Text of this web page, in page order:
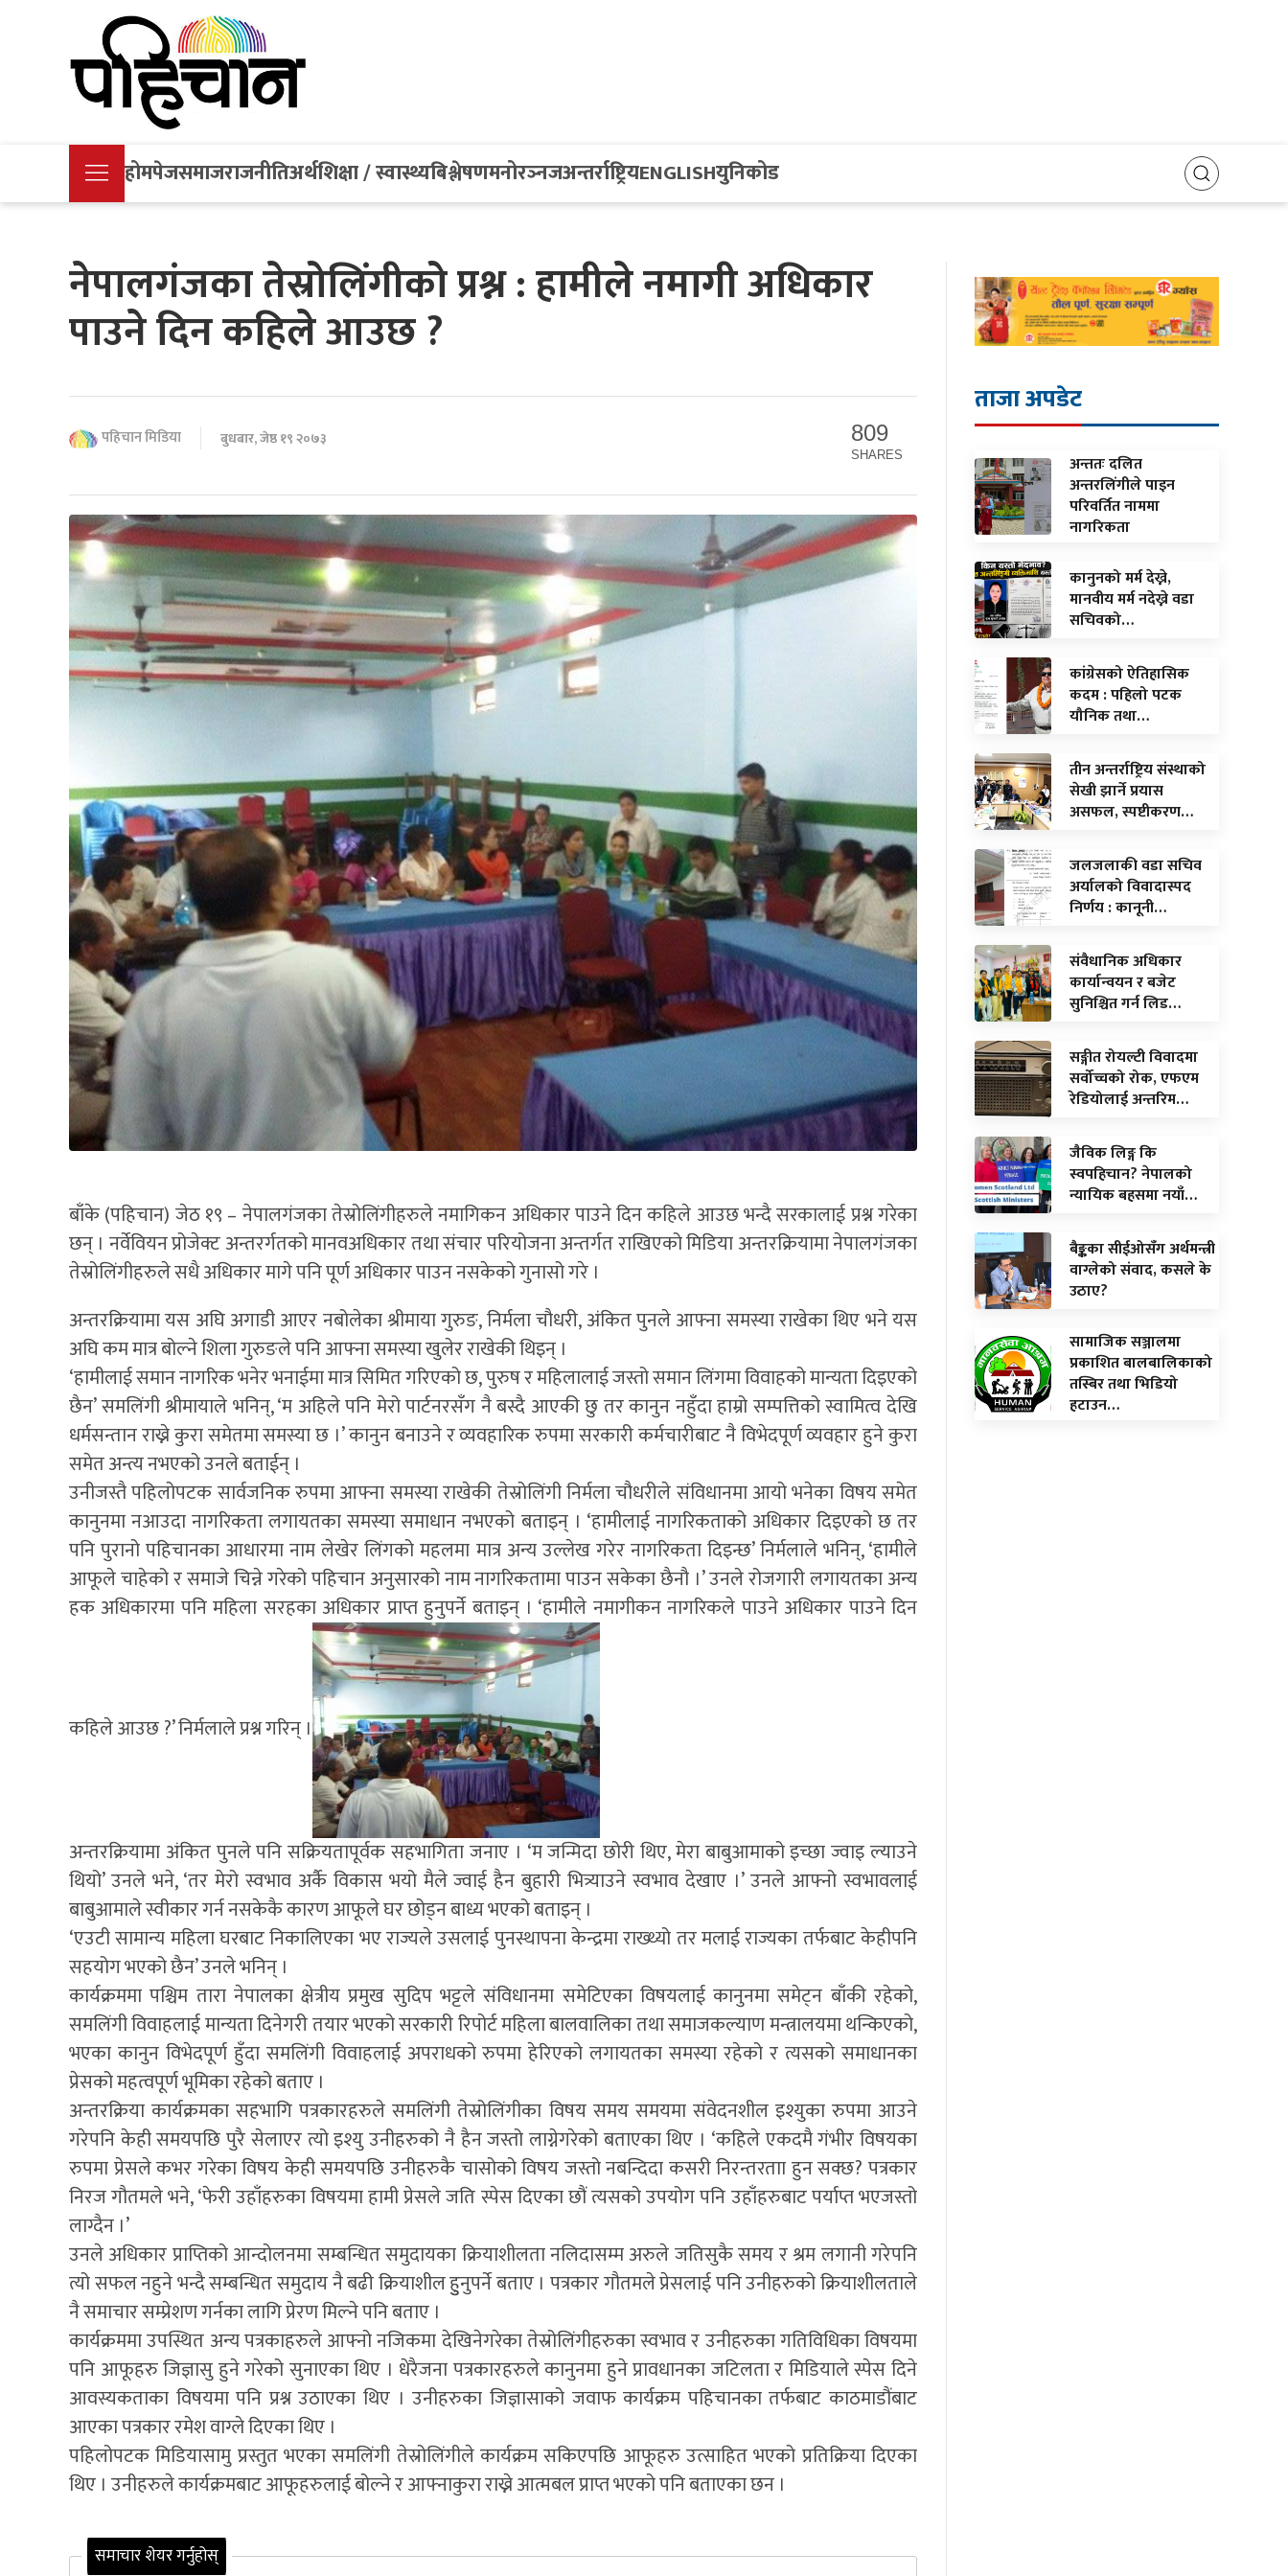
होमपेजसमाजराजनीतिअर्थशिक्षा / स्वास्थ्यबिश्लेषणमनोरञ्नजअन्तर्राष्ट्रियENGLISHयुनिकोड
नेपालगंजका तेस्रोलिंगीको प्रश्न : हामीले नमागी अधिकार
पाउने दिन कहिले आउछ ?
पहिचान मिडिया बुधबार, जेष्ठ १९ २०७३ 809
SHARES
बाँके (पहिचान) जेठ १९ – नेपालगंजका तेस्रोलिंगीहरुले नमागिकन अधिकार पाउने दिन कहिले आउछ भन्दै सरकालाई प्रश्न गरेका
छन् । नर्वेवियन प्रोजेक्ट अन्तरर्गतको मानवअधिकार तथा संचार परियोजना अन्तर्गत राखिएको मिडिया अन्तरक्रियामा नेपालगंजका
तेस्रोलिंगीहरुले सधै अधिकार मागे पनि पूर्ण अधिकार पाउन नसकेको गुनासो गरे ।
अन्तरक्रियामा यस अघि अगाडी आएर नबोलेका श्रीमाया गुरुङ, निर्मला चौधरी, अंकित पुनले आफ्ना समस्या राखेका थिए भने यस
अघि कम मात्र बोल्ने शिला गुरुङले पनि आफ्ना समस्या खुलेर राखेकी थिइन् ।
‘हामीलाई समान नागरिक भनेर भनाईमा मात्र सिमित गरिएको छ, पुरुष र महिलालाई जस्तो समान लिंगमा विवाहको मान्यता दिइएको
छैन’ समलिंगी श्रीमायाले भनिन्, ‘म अहिले पनि मेरो पार्टनरसँग नै बस्दै आएकी छु तर कानुन नहुँदा हाम्रो सम्पत्तिको स्वामित्व देखि
धर्मसन्तान राख्ने कुरा समेतमा समस्या छ ।’ कानुन बनाउने र व्यवहारिक रुपमा सरकारी कर्मचारीबाट नै विभेदपूर्ण व्यवहार हुने कुरा
समेत अन्त्य नभएको उनले बताईन् ।
उनीजस्तै पहिलोपटक सार्वजनिक रुपमा आफ्ना समस्या राखेकी तेस्रोलिंगी निर्मला चौधरीले संविधानमा आयो भनेका विषय समेत
कानुनमा नआउदा नागरिकता लगायतका समस्या समाधान नभएको बताइन् । ‘हामीलाई नागरिकताको अधिकार दिइएको छ तर
पनि पुरानो पहिचानका आधारमा नाम लेखेर लिंगको महलमा मात्र अन्य उल्लेख गरेर नागरिकता दिइन्छ’ निर्मलाले भनिन्, ‘हामीले
आफूले चाहेको र समाजे चिन्ने गरेको पहिचान अनुसारको नाम नागरिकतामा पाउन सकेका छैनौ ।’ उनले रोजगारी लगायतका अन्य
हक अधिकारमा पनि महिला सरहका अधिकार प्राप्त हुनुपर्ने बताइन् । ‘हामीले नमागीकन नागरिकले पाउने अधिकार पाउने दिन
कहिले आउछ ?’ निर्मलाले प्रश्न गरिन् ।
अन्तरक्रियामा अंकित पुनले पनि सक्रियतापूर्वक सहभागिता जनाए । ‘म जन्मिदा छोरी थिए, मेरा बाबुआमाको इच्छा ज्वाइ ल्याउने
थियो’ उनले भने, ‘तर मेरो स्वभाव अर्कै विकास भयो मैले ज्वाई हैन बुहारी भित्र्याउने स्वभाव देखाए ।’ उनले आफ्नो स्वभावलाई
बाबुआमाले स्वीकार गर्न नसकेकै कारण आफूले घर छोड्न बाध्य भएको बताइन् ।
‘एउटी सामान्य महिला घरबाट निकालिएका भए राज्यले उसलाई पुनस्थापना केन्द्रमा राख्थ्यो तर मलाई राज्यका तर्फबाट केहीपनि
सहयोग भएको छैन’ उनले भनिन् ।
कार्यक्रममा पश्चिम तारा नेपालका क्षेत्रीय प्रमुख सुदिप भट्टले संविधानमा समेटिएका विषयलाई कानुनमा समेट्न बाँकी रहेको,
समलिंगी विवाहलाई मान्यता दिनेगरी तयार भएको सरकारी रिपोर्ट महिला बालवालिका तथा समाजकल्याण मन्त्रालयमा थन्किएको,
भएका कानुन विभेदपूर्ण हुँदा समलिंगी विवाहलाई अपराधको रुपमा हेरिएको लगायतका समस्या रहेको र त्यसको समाधानका
प्रेसको महत्वपूर्ण भूमिका रहेको बताए ।
अन्तरक्रिया कार्यक्रमका सहभागि पत्रकारहरुले समलिंगी तेस्रोलिंगीका विषय समय समयमा संवेदनशील इश्युका रुपमा आउने
गरेपनि केही समयपछि पुरै सेलाएर त्यो इश्यु उनीहरुको नै हैन जस्तो लाग्नेगरेको बताएका थिए । ‘कहिले एकदमै गंभीर विषयका
रुपमा प्रेसले कभर गरेका विषय केही समयपछि उनीहरुकै चासोको विषय जस्तो नबन्दिदा कसरी निरन्तरताा हुन सक्छ? पत्रकार
निरज गौतमले भने, ‘फेरी उहाँहरुका विषयमा हामी प्रेसले जति स्पेस दिएका छौं त्यसको उपयोग पनि उहाँहरुबाट पर्याप्त भएजस्तो
लाग्दैन ।’
उनले अधिकार प्राप्तिको आन्दोलनमा सम्बन्धित समुदायका क्रियाशीलता नलिदासम्म अरुले जतिसुकै समय र श्रम लगानी गरेपनि
त्यो सफल नहुने भन्दै सम्बन्धित समुदाय नै बढी क्रियाशील हुुनुपर्ने बताए । पत्रकार गौतमले प्रेसलाई पनि उनीहरुको क्रियाशीलताले
नै समाचार सम्प्रेशण गर्नका लागि प्रेरण मिल्ने पनि बताए ।
कार्यक्रममा उपस्थित अन्य पत्रकाहरुले आफ्नो नजिकमा देखिनेगरेका तेस्रोलिंगीहरुका स्वभाव र उनीहरुका गतिविधिका विषयमा
पनि आफूहरु जिज्ञासु हुने गरेको सुनाएका थिए । धेरैजना पत्रकारहरुले कानुनमा हुने प्रावधानका जटिलता र मिडियाले स्पेस दिने
आवस्यकताका विषयमा पनि प्रश्न उठाएका थिए । उनीहरुका जिज्ञासाको जवाफ कार्यक्रम पहिचानका तर्फबाट काठमाडौंबाट
आएका पत्रकार रमेश वाग्ले दिएका थिए ।
पहिलोपटक मिडियासामु प्रस्तुत भएका समलिंगी तेस्रोलिंगीले कार्यक्रम सकिएपछि आफूहरु उत्साहित भएको प्रतिक्रिया दिएका
थिए । उनीहरुले कार्यक्रमबाट आफूहरुलाई बोल्ने र आफ्नाकुरा राख्ने आत्मबल प्राप्त भएको पनि बताएका छन ।
समाचार शेयर गर्नुहोस्
ताजा अपडेट
अन्ततः दलित
अन्तरलिंगीले पाइन
परिवर्तित नाममा
नागरिकता
कानुनको मर्म देख्ने,
मानवीय मर्म नदेख्ने वडा
सचिवको…
कांग्रेसको ऐतिहासिक
कदम : पहिलो पटक
यौनिक तथा…
तीन अन्तर्राष्ट्रिय संस्थाको
सेखी झार्ने प्रयास
असफल, स्पष्टीकरण…
जलजलाकी वडा सचिव
अर्यालको विवादास्पद
निर्णय : कानूनी…
संवैधानिक अधिकार
कार्यान्वयन र बजेट
सुनिश्चित गर्न लिड…
सङ्गीत रोयल्टी विवादमा
सर्वोच्चको रोक, एफएम
रेडियोलाई अन्तरिम…
जैविक लिङ्ग कि
स्वपहिचान? नेपालको
न्यायिक बहसमा नयाँ…
बैङ्कका सीईओसँग अर्थमन्त्री
वाग्लेको संवाद, कसले के
उठाए?
सामाजिक सञ्जालमा
प्रकाशित बालबालिकाको
तस्बिर तथा भिडियो
हटाउन…